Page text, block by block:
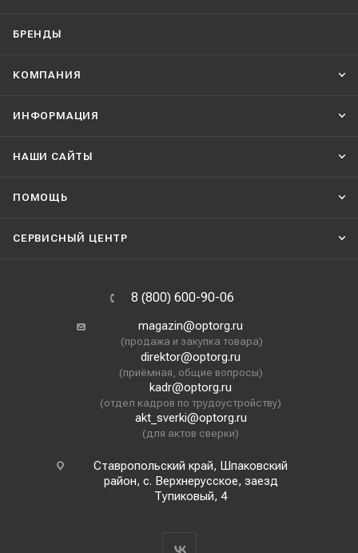
БРЕНДЫ
КОМПАНИЯ
ИНФОРМАЦИЯ
НАШИ CАЙТЫ
ПОМОЩЬ
СЕРВИСНЫЙ ЦЕНТР
8 (800) 600-90-06
magazin@optorg.ru
(продажа и закупка товара)
direktor@optorg.ru
(приёмная, общие вопросы)
kadr@optorg.ru
(отдел кадров по трудоустройству)
akt_sverki@optorg.ru
(для актов сверки)
Ставропольский край, Шпаковский
район, с. Верхнерусское, заезд
Тупиковый, 4